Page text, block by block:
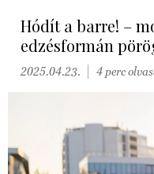
Hódít a barre! –
edzésformán
2025.04.23. 4 perc